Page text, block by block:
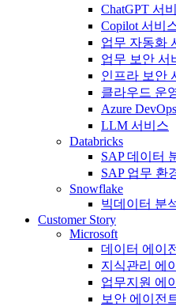
ChatGPT 서
Copilot 서비
업무 자동화
업무 보안 서
인프라 보안
클라우드 운
Azure
LLM 서비스
Databricks
SAP 데이터
SAP 업무 환
Snowflake
빅데이터 분
Customer Story
Microsoft
데이터 에이
지식관리 에
업무지원 에
보안 에이전